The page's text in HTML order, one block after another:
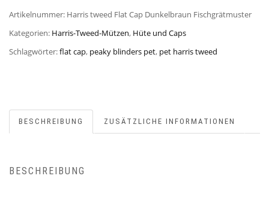
Artikelnummer: Harris tweed Flat Cap Dunkelbraun Fischgrätmuster
Kategorien: Harris-Tweed-Mützen, Hüte und Caps
Schlagwörter:flat cap, peaky blinders pet, pet harris tweed
BESCHREIBUNG ZUSÄTZLICHE INFORMATIONEN
BESCHREIBUNG